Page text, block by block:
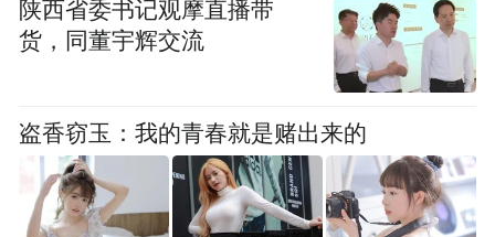
陕西省委书记观摩直播带
货，同董宇辉交流
盗香窃玉：我的青春就是赌出来的